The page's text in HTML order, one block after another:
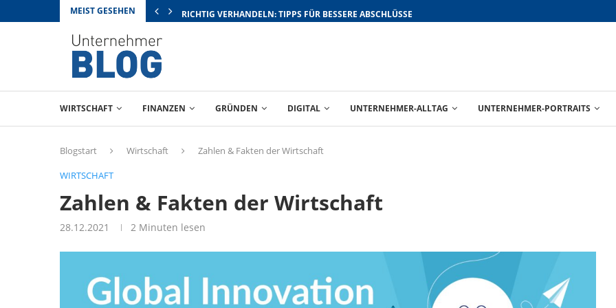
MEIST GESEHEN RICHTIG VERHANDELN: TIPPS FÜR BESSERE ABSCHLÜSSE
WIRTSCHAFT FINANZEN GRÜNDEN DIGITAL UNTERNEHMER-ALLTAG UNTERNEHMER-PORTRAITS
Blogstart Wirtschaft
Zahlen & Fakten der Wirtschaft
WIRTSCHAFT
Zahlen & Fakten der Wirtschaft
28.12.2021 2 Minuten lesen